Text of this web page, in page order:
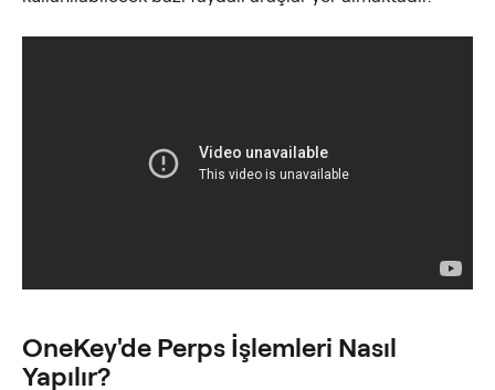
OneKey'de Perps İşlemleri Nasıl
Yapılır?